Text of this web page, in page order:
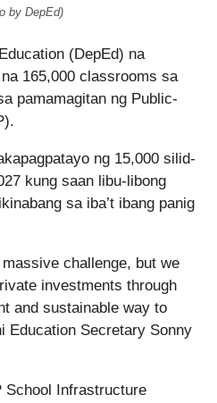
by DepEd)
(DepEd) na
165,000 classrooms sa
pamamagitan ng Public-
ng 15,000 silid-
kung saan libu-libong
sa iba’t ibang panig
challenge, but we
investments through
and sustainable way to
Education Secretary Sonny
School Infrastructure